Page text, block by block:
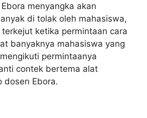
menyangka akan
di tolak oleh mahasiswa,
ketika permintaan cara
banyaknya mahasiswa yang
permintaanya
contek bertema alat
dosen Ebora.